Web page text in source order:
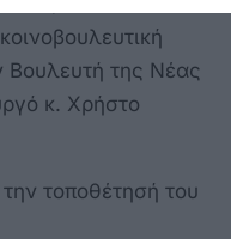
Βουλευτή της Νέας
κ. Χρήστο
τοποθέτησή του